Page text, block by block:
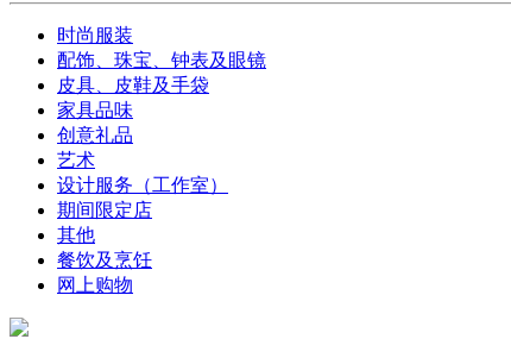
时尚服装
配饰、珠宝、钟表及眼镜
皮具、皮鞋及手袋
家具品味
创意礼品
艺术
设计服务（工作室）
期间限定店
其他
餐饮及烹饪
网上购物